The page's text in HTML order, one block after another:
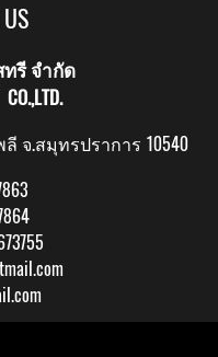
รี จำกัด
จ.สมุทรปราการ 10540